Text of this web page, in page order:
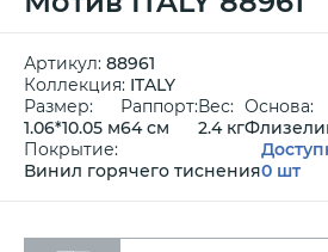
Артикул: 88961
Коллекция: ITALY
Размер:
1.06*10.05 м
Раппорт:
64 см
Вес:
2.4 кг
Основа:
Покрытие:
Винил горячего тиснения0 шт